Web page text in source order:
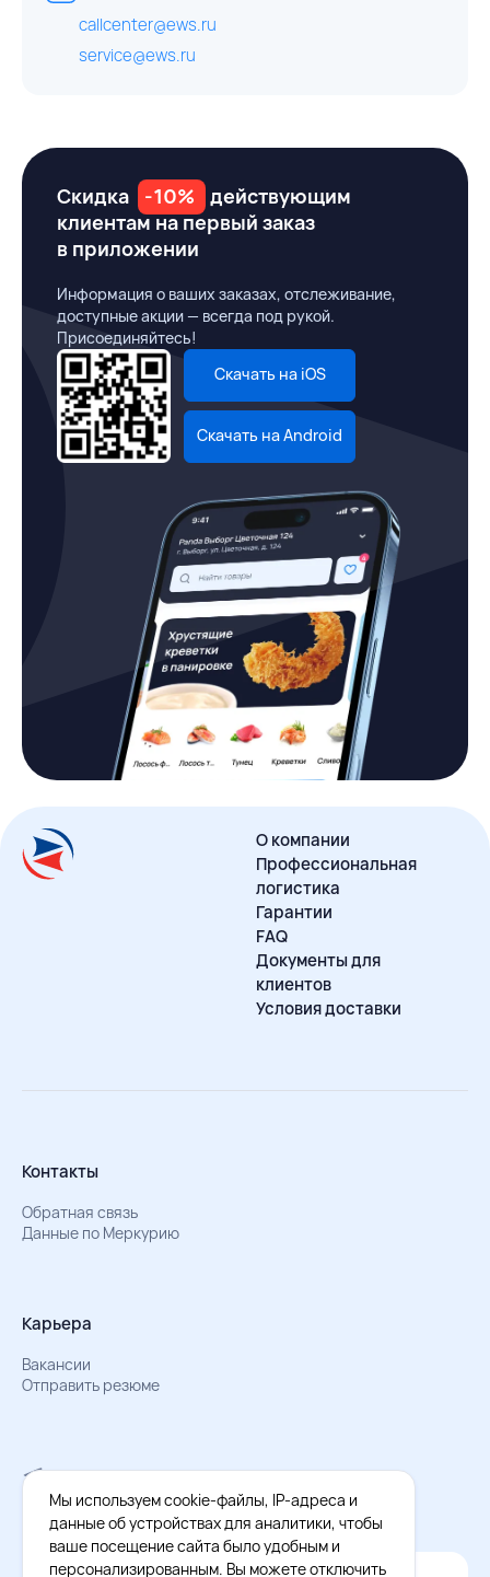
callcenter@ews.ru
service@ews.ru
Скидка -10%
действующим
клиентам на первый заказ
в приложении
Информация о ваших заказах, отслеживание,
доступные акции — всегда под рукой.
Присоединяйтесь!
Скачать на iOS
Скачать на Android
О компании
Профессиональная
логистика
Гарантии
FAQ
Документы для
клиентов
Условия доставки
Контакты
Обратная связь
Данные по Меркурию
Карьера
Вакансии
Отправить резюме
Мы в Телеграм
Документы об обработке персональных данных
Охрана труда – результаты СОУТ
Мы используем cookie-файлы, IP-адреса и
данные об устройствах для аналитики, чтобы
ваше посещение сайта было удобным и
персонализированным. Вы можете отключить